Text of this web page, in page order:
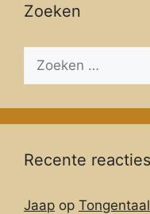
Zoeken
naar:
Recente reacties
Jaap op